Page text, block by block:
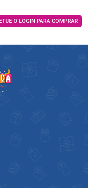
O LOGIN PARA COMPRAR